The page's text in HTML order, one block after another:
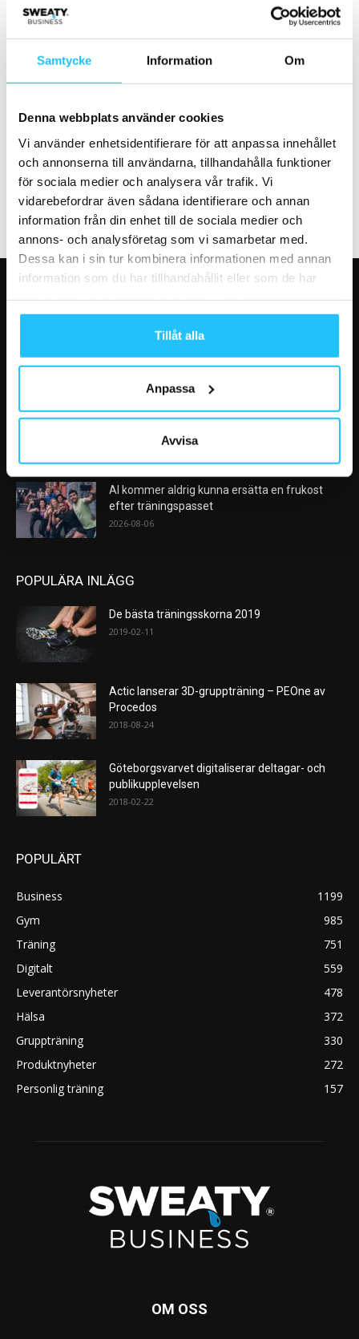
Samtycke Information Om
Denna webbplats använder cookies
Vi använder enhetsidentifierare för att anpassa innehållet
och annonserna till användarna, tillhandahålla funktioner
för sociala medier och analysera vår trafik. Vi
vidarebefordrar även sådana identifierare och annan
information från din enhet till de sociala medier och
annons- och analysföretag som vi samarbetar med.
Dessa kan i sin tur kombinera informationen med annan
information som du har tillhandahållit eller som de har
Tillåt alla
Anpassa
Avvisa
ClassPass mobiliserar för att
hjälp av livestreamade
klasser,...
Delta i Twiiks julkalender – fina
VÅRA FAVORITER
Efter rekordåren: Träningsmarknaden går in i
2026-08-10
Nike satsar på hybridträning när Hyrox formar
AI kommer aldrig kunna ersätta en frukost
efter träningspasset
2026-08-06
POPULÄRA INLÄGG
De bästa träningsskorna 2019
2019-02-11
Actic lanserar 3D-gruppträning – PEOne av
Procedos
2018-08-24
Göteborgsvarvet digitaliserar deltagar- och
publikupplevelsen
2018-02-22
POPULÄRT
Business
1199
Gym
985
Träning
751
Digitalt
559
Leverantörsnyheter
478
Hälsa
372
Gruppträning
330
Produktnyheter
272
Personlig träning
157
OM OSS